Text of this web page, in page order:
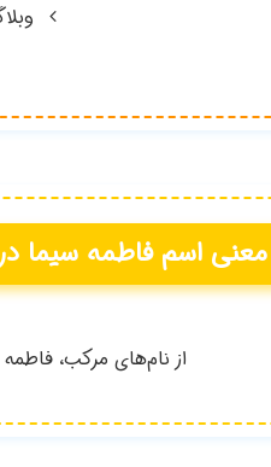
معنی اسمفاطمه سیما
از نام‌هاي مركب،